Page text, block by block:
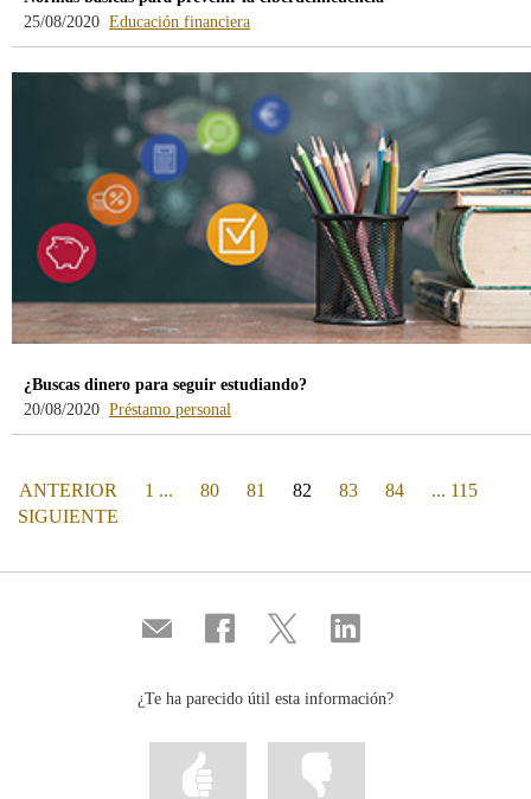
25/08/2020 Educación financiera-
blog
/webcb/Blog/EducacionFinanciera
¿Buscas dinero para seguir estudiando?
20/08/2020 Préstamo personal
PÁGINA
ANTERIOR 1 ... 80 81 82 (actual)
83 84
... 115
PÁGINA
SIGUIENTE
Compartir
por
Compartir
en
Compartir
en
Compartir
en
¿Te ha parecido útil esta información?
Marcar